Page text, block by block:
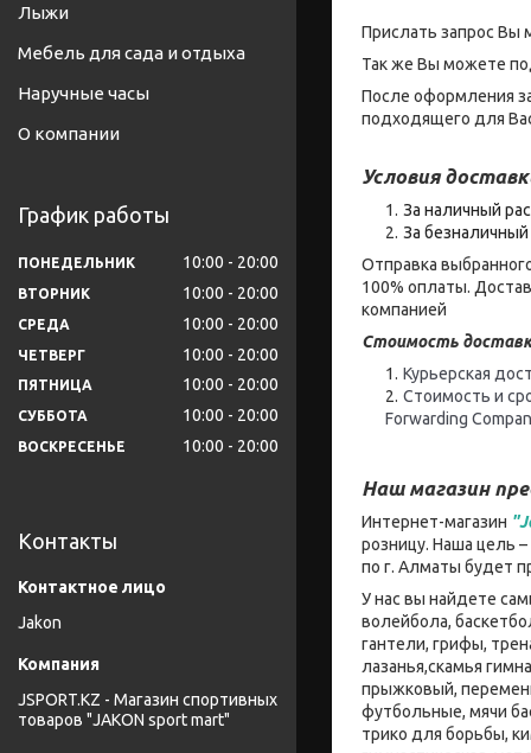
Прислать запрос Вы
Так же Вы можете
После оформления
подходящего для
Условия
За наличный
За
Отправка
100% оплаты.
компанией
Стоимость
Курьерская
Стоимость и
Forwarding
Наш магазин
Интернет-магазин
розницу. Наша цель
по г. Алматы будет
У нас вы найдете
волейбола,
гантели, грифы,
лазанья,скамья
прыжковый,
футбольные, мячи
трико для борьбы,
Лыжи
Мебель для сада и отдыха
Наручные часы
О компании
График работы
ПОНЕДЕЛЬНИК 10:00 20:00
ВТОРНИК 10:00 20:00
СРЕДА 10:00 20:00
ЧЕТВЕРГ 10:00 20:00
ПЯТНИЦА 10:00 20:00
СУББОТА 10:00 20:00
ВОСКРЕСЕНЬЕ 10:00 20:00
Контакты
Jakon
JSPORT.KZ - Магазин спортивных
товаров "JAKON sport mart"